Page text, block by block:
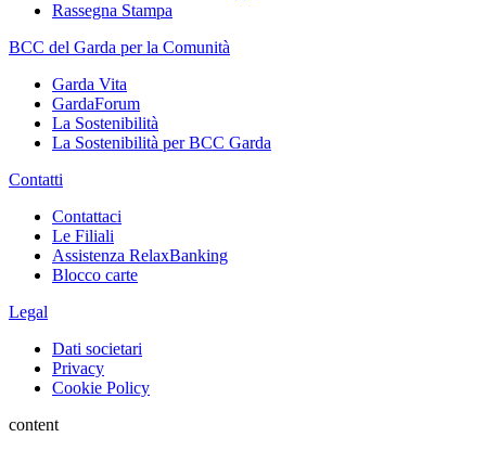
Rassegna Stampa
BCC del Garda per la Comunità
Garda Vita
GardaForum
La Sostenibilità
La Sostenibilità per BCC Garda
Contatti
Contattaci
Le Filiali
Assistenza RelaxBanking
Blocco carte
Legal
Dati societari
Privacy
Cookie Policy
content